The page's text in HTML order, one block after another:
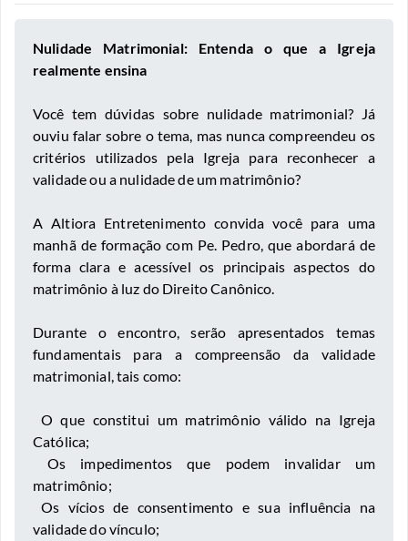
Nulidade Matrimonial: Entenda o que a Igreja
realmente ensina
Você tem dúvidas sobre nulidade matrimonial? Já
ouviu falar sobre o tema, mas nunca compreendeu os
critérios utilizados pela Igreja para reconhecer a
validade ou a nulidade de um matrimônio?
A Altiora Entretenimento convida você para uma
manhã de formação com Pe. Pedro, que abordará de
forma clara e acessível os principais aspectos do
matrimônio à luz do Direito Canônico.
Durante o encontro, serão apresentados temas
fundamentais para a compreensão da validade
matrimonial, tais como:
O que constitui um matrimônio válido na Igreja
Católica;
Os impedimentos que podem invalidar um
matrimônio;
Os vícios de consentimento e sua influência na
validade do vínculo;